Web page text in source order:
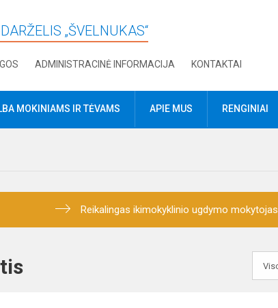
„ŠVELNUKAS“
ADMINISTRACINĖ INFORMACIJA KONTAKTAI
MOKINIAMS IR TĖVAMS APIE MUS RENGINIAI
Reikalingas ikimokyklinio ugdymo mokytojas